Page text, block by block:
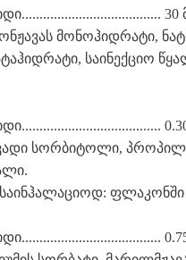
30
მონოჰიდრატი,
საინექციო
სორბიტოლი,